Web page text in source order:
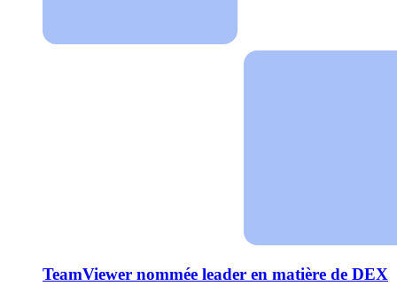
TeamViewer nommée leader en matière de DEX